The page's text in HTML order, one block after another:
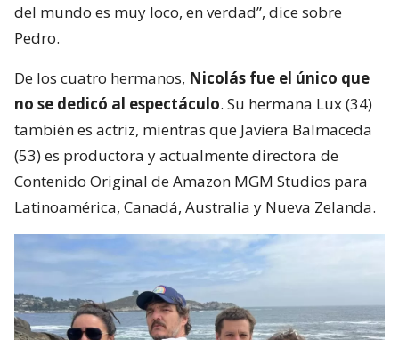
del mundo es muy loco, en verdad”, dice sobre
Pedro.
De los cuatro hermanos, Nicolás fue el único que
no se dedicó al espectáculo. Su hermana Lux (34)
también es actriz, mientras que Javiera Balmaceda
(53) es productora y actualmente directora de
Contenido Original de Amazon MGM Studios para
Latinoamérica, Canadá, Australia y Nueva Zelanda.